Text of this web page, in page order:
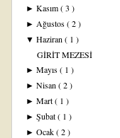
►Kasım( 3 )
►Ağustos( 2 )
▼Haziran( 1 )
GİRİT MEZESİ
►Mayıs( 1 )
►Nisan( 2 )
►Mart( 1 )
►Şubat( 1 )
►Ocak( 2 )